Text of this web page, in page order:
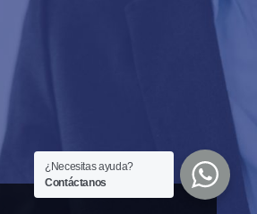
¿Necesitas ayuda?
Contáctanos